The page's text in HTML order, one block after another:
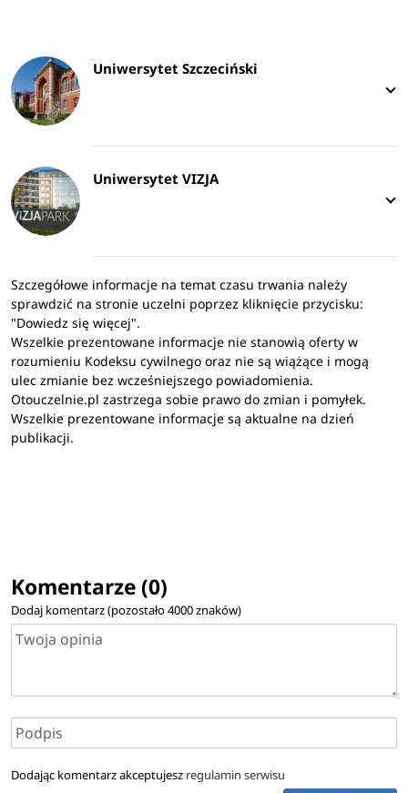
Uniwersytet Szczeciński
Uniwersytet VIZJA
Szczegółowe informacje na temat czasu trwania należy
sprawdzić na stronie uczelni poprzez kliknięcie przycisku:
"Dowiedz się więcej".
Wszelkie prezentowane informacje nie stanowią oferty w
rozumieniu Kodeksu cywilnego oraz nie są wiążące i mogą
ulec zmianie bez wcześniejszego powiadomienia.
Otouczelnie.pl zastrzega sobie prawo do zmian i pomyłek.
Wszelkie prezentowane informacje są aktualne na dzień
publikacji.
Komentarze (0)
Dodaj komentarz (pozostało4000znaków)
Dodając komentarz akceptujesz regulamin serwisu